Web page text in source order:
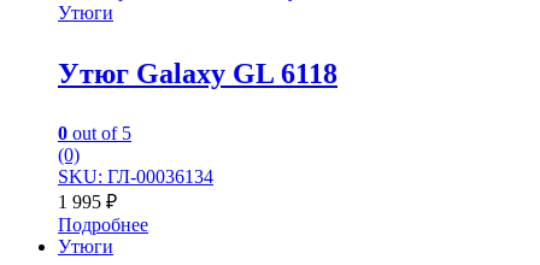
Утюги
Утюг Galaxy GL 6118
0 out of 5
(0)
SKU: ГЛ-00036134
1 995 ₽
Подробнее
Утюги